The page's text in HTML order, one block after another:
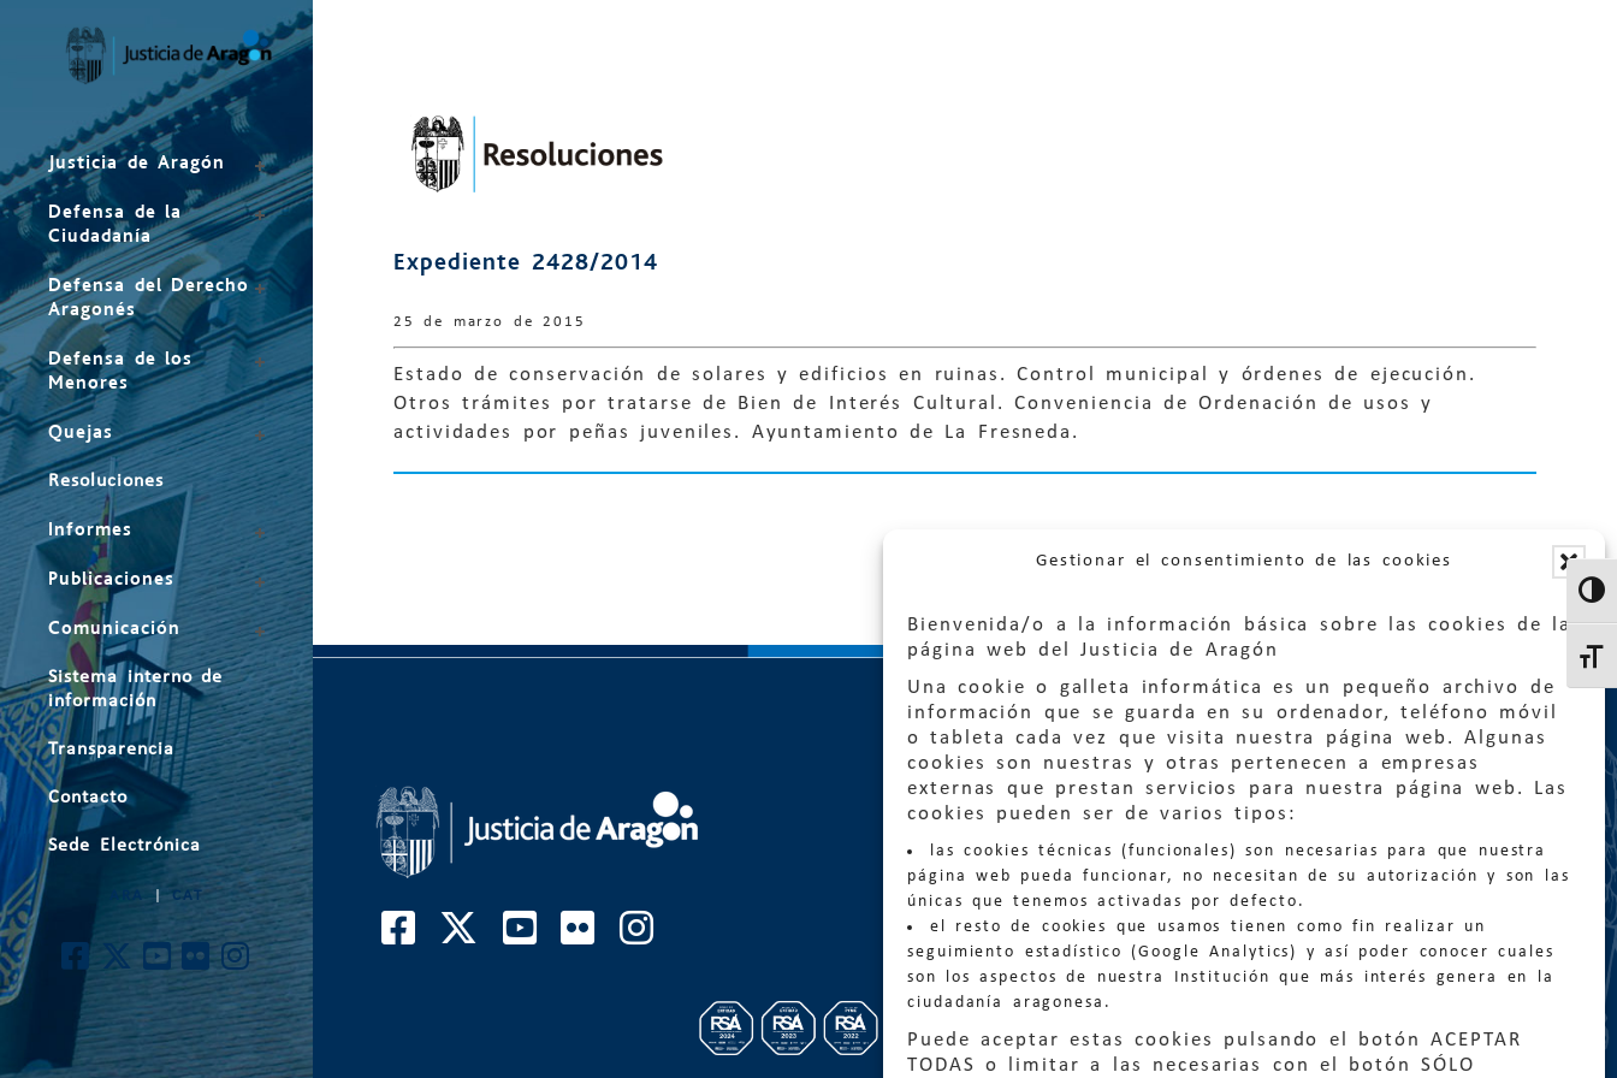
Gestionar el consentimiento de las cookies
Bienvenida/o a la información básica sobre las cookies de la
página web del Justicia de Aragón
Una cookie o galleta informática es un pequeño archivo de
información que se guarda en su ordenador, teléfono móvil
o tableta cada vez que visita nuestra página web. Algunas
cookies son nuestras y otras pertenecen a empresas
externas que prestan servicios para nuestra página web. Las
cookies pueden ser de varios tipos:
las cookies técnicas (funcionales) son necesarias para que nuestra
página web pueda funcionar, no necesitan de su autorización y son las
únicas que tenemos activadas por defecto.
el resto de cookies que usamos tienen como fin realizar un
seguimiento estadístico (Google Analytics) y así poder conocer cuales
son los aspectos de nuestra Institución que más interés genera en la
ciudadanía aragonesa.
Puede aceptar estas cookies pulsando el botón ACEPTAR
TODAS o limitar a las necesarias con el botón SÓLO
Justicia de Aragón
Defensa de la
Ciudadanía
Defensa del Derecho
Aragonés
Defensa de los
Menores
Quejas
Resoluciones
Informes
Publicaciones
Comunicación
Sistema interno de
información
Transparencia
Contacto
Sede Electrónica
|CAT
Expediente 2428/2014
25 de marzo de 2015
Estado de conservación de solares y edificios en ruinas. Control municipal y órdenes de ejecución.
Otros trámites por tratarse de Bien de Interés Cultural. Conveniencia de Ordenación de usos y
actividades por peñas juveniles. Ayuntamiento de La Fresneda.
Quejas:quejas@eljusticiadearagon.es
Información general:
informacion@eljusticiadearagon.es
Teléfonos: 900 210 210/ 976 399 354